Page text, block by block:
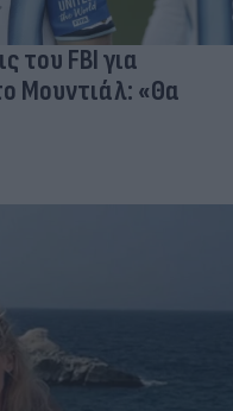
του FBI για
Μουντιάλ: «Θα